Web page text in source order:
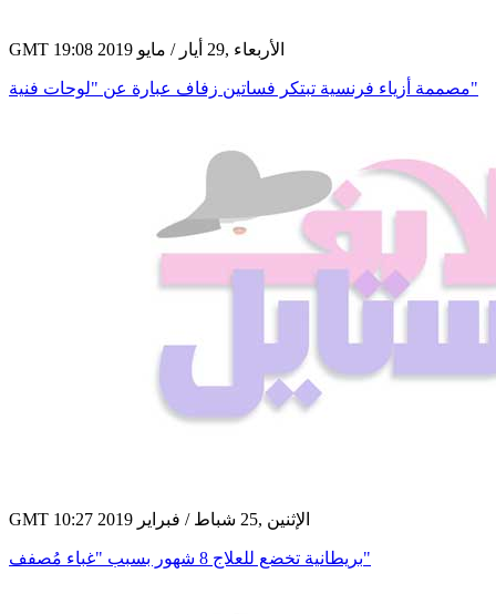
GMT 19:08 2019 الأربعاء ,29 أيار / مايو
مصممة أزياء فرنسية تبتكر فساتين زفاف عبارة عن "لوحات فنية"
GMT 10:27 2019 الإثنين ,25 شباط / فبراير
بريطانية تخضع للعلاج 8 شهور بسبب "غباء مُصفف"